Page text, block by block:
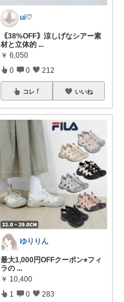
ui♡
｟38%OFF｠涼しげなシアー素
材と立体的 ...
￥ 6,050
0 0 212
コレ いいね
ゆりりん
最大1,000円OFFクーポン⭐︎フィ
ラの ...
￥ 10,400
1 0 283